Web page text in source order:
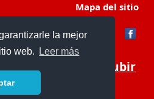
la mejor
web.
Leer más
Mapa del sitio
Subir